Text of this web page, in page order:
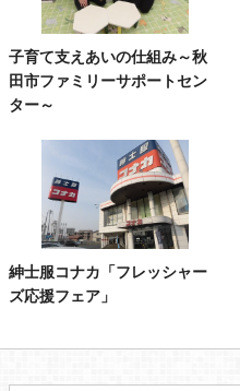
子育て支えあいの仕組み～秋
田市ファミリーサポートセン
ター～
紳士服コナカ「フレッシャー
ズ応援フェア」